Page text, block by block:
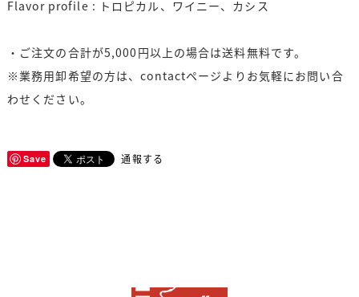
Flavor profile : トロピカル、ワイニー、カシス
・ご注文の合計が5,000円以上の場合は送料無料です。
※業務用卸希望の方は、contactページよりお気軽にお問い合
わせください。
Save 通報する